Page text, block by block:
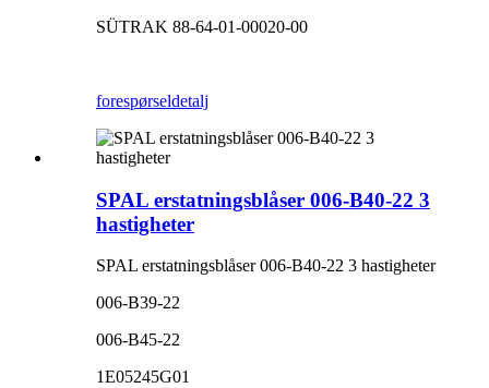
SÜTRAK 88-64-01-00020-00
forespørseldetalj
SPAL erstatningsblåser 006-B40-22 3
hastigheter
SPAL erstatningsblåser 006-B40-22 3 hastigheter
006-B39-22
006-B45-22
1E05245G01